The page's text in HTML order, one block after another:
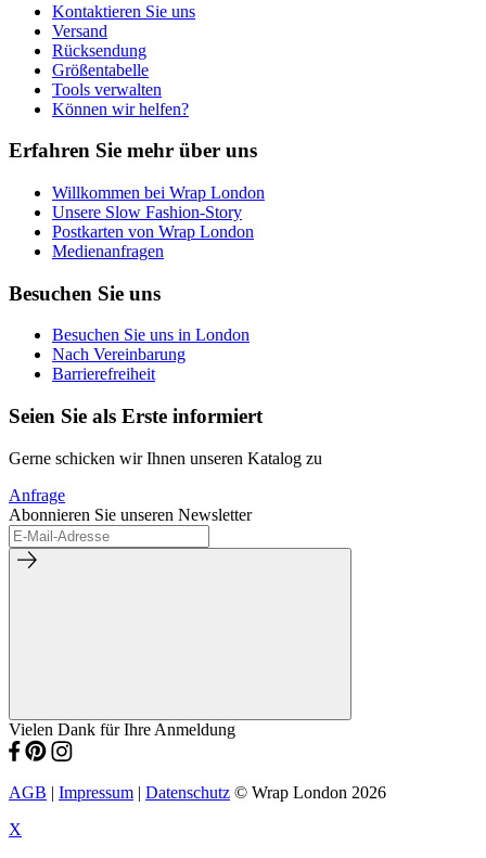
Kontaktieren Sie uns
Versand
Rücksendung
Größentabelle
Tools verwalten
Können wir helfen?
Erfahren Sie mehr über uns
Willkommen bei Wrap London
Unsere Slow Fashion-Story
Postkarten von Wrap London
Medienanfragen
Besuchen Sie uns
Besuchen Sie uns in London
Nach Vereinbarung
Barrierefreiheit
Seien Sie als Erste informiert
Gerne schicken wir Ihnen unseren Katalog zu
Anfrage
Abonnieren Sie unseren Newsletter
Vielen Dank für Ihre Anmeldung
AGB | Impressum | Datenschutz © Wrap London 2026
X